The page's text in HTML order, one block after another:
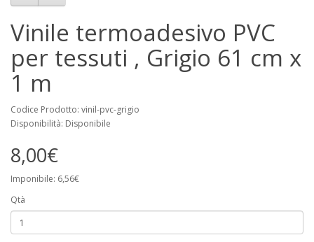
Vinile termoadesivo PVC
per tessuti , Grigio 61 cm x
1 m
Codice Prodotto: vinil-pvc-grigio
Disponibilità: Disponibile
8,00€
Imponibile: 6,56€
Qtà